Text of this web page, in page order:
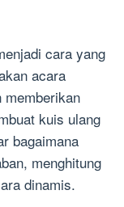
cara yang
acara
memberikan
kuis ulang
bagaimana
menghitung
dinamis.